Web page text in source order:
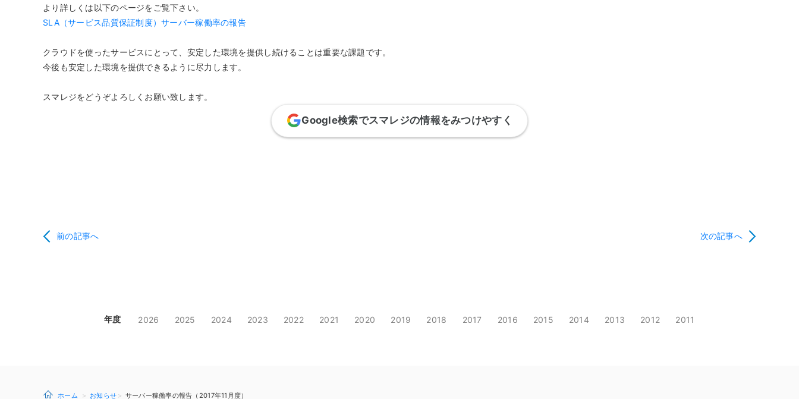
オーダーエントリー
より詳しくは以下のページをご覧下さい。
SLA（サービス品質保証制度）サーバー稼働率の報告
クラウドを使ったサービスにとって、安定した環境を提供し続けることは重要な課題です。
今後も安定した環境を提供できるように尽力します。
スマレジをどうぞよろしくお願い致します。
Google検索でスマレジの情報をみつけやすく
前の記事へ 次の記事へ
年度 2026 2025 2024 2023 2022 2021 2020 2019 2018 2017 2016 2015 2014 2013 2012 2011
ホーム お知らせ サーバー稼働率の報告（2017年11月度）